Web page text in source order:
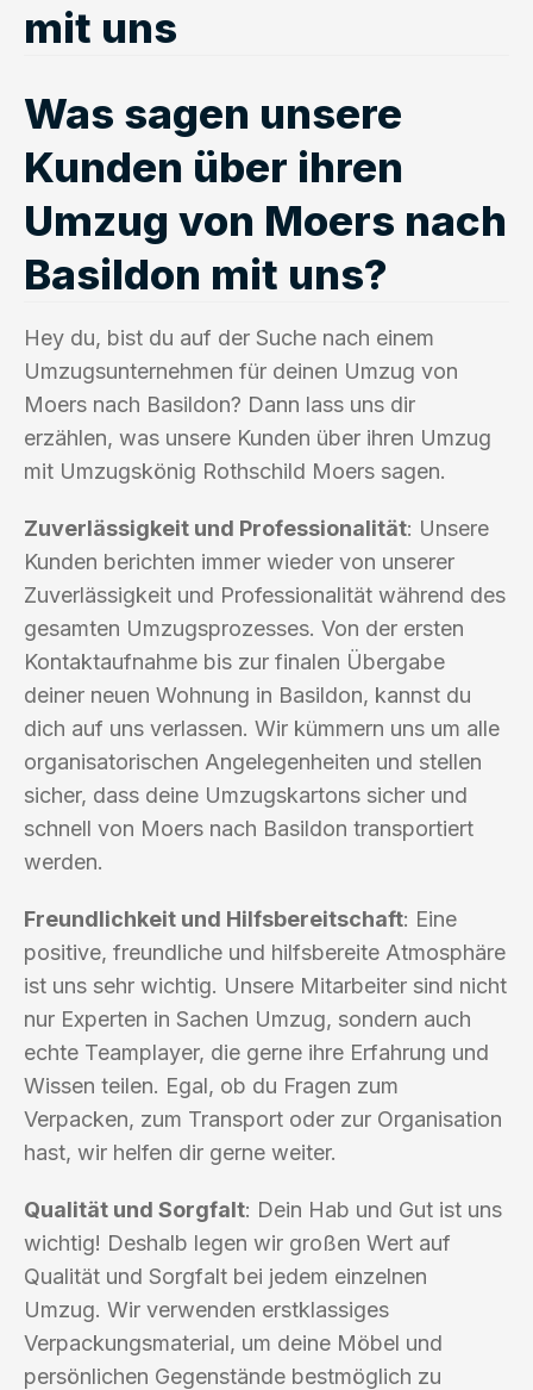
mit uns
Was sagen unsere
Kunden über ihren
Umzug von Moers nach
Basildon mit uns?
Hey du, bist du auf der Suche nach einem
Umzugsunternehmen für deinen Umzug von
Moers nach Basildon? Dann lass uns dir
erzählen, was unsere Kunden über ihren Umzug
mit Umzugskönig Rothschild Moers sagen.
Zuverlässigkeit und Professionalität: Unsere
Kunden berichten immer wieder von unserer
Zuverlässigkeit und Professionalität während des
gesamten Umzugsprozesses. Von der ersten
Kontaktaufnahme bis zur finalen Übergabe
deiner neuen Wohnung in Basildon, kannst du
dich auf uns verlassen. Wir kümmern uns um alle
organisatorischen Angelegenheiten und stellen
sicher, dass deine Umzugskartons sicher und
schnell von Moers nach Basildon transportiert
werden.
Freundlichkeit und Hilfsbereitschaft: Eine
positive, freundliche und hilfsbereite Atmosphäre
ist uns sehr wichtig. Unsere Mitarbeiter sind nicht
nur Experten in Sachen Umzug, sondern auch
echte Teamplayer, die gerne ihre Erfahrung und
Wissen teilen. Egal, ob du Fragen zum
Verpacken, zum Transport oder zur Organisation
hast, wir helfen dir gerne weiter.
Qualität und Sorgfalt: Dein Hab und Gut ist uns
wichtig! Deshalb legen wir großen Wert auf
Qualität und Sorgfalt bei jedem einzelnen
Umzug. Wir verwenden erstklassiges
Verpackungsmaterial, um deine Möbel und
persönlichen Gegenstände bestmöglich zu